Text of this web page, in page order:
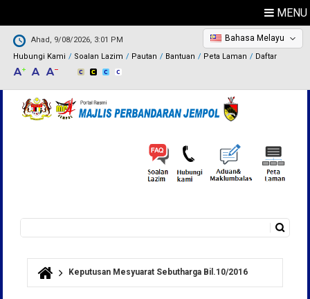
MENU
Ahad, 9/08/2026, 3:01 PM
Hubungi Kami
Soalan Lazim Pautan Bantuan Peta Laman Daftar
Bahasa Melayu
Borang carian
Anda di siniKeputusan Mesyuarat Sebutharga Bil.10/2016